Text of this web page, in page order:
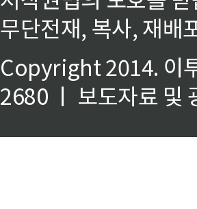
무단전재, 복사, 재배
Copyright 2014. 이
2680 ㅣ 보도자료